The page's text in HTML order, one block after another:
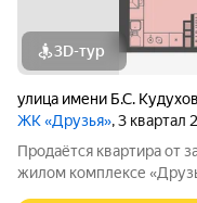
3D-тур
улица имени Б.С.
ЖК «Друзья», 3 квартал
Продаётся квартира от
жилом комплексе